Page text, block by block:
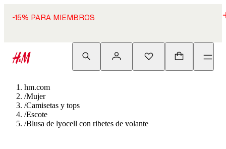
-15% PARA MIEMBROS
hm.com
/Mujer
/Camisetas y tops
/Escote
/Blusa de lyocell con ribetes de volante